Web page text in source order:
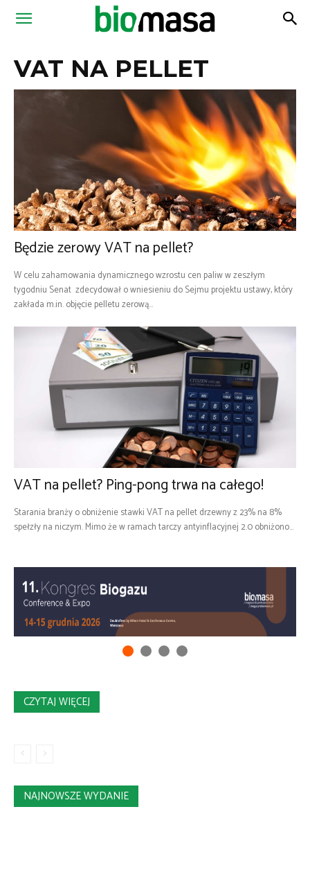
Magazyn
VAT NA PELLET
Będzie zerowy VAT na pellet?
W celu zahamowania dynamicznego wzrostu cen paliw w zeszłym
tygodniu Senat zdecydował o wniesieniu do Sejmu projektu ustawy, który
zakłada m.in. objęcie pelletu zerową...
VAT na pellet? Ping-pong trwa na całego!
Starania branży o obniżenie stawki VAT na pellet drzewny z 23% na 8%
spełzły na niczym. Mimo że w ramach tarczy antyinflacyjnej 2.0 obniżono...
CZYTAJ WIĘCEJ
NAJNOWSZE WYDANIE